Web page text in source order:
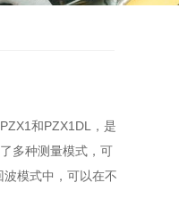
和PZX1DL，是
多种测量模式，可
模式中，可以在不